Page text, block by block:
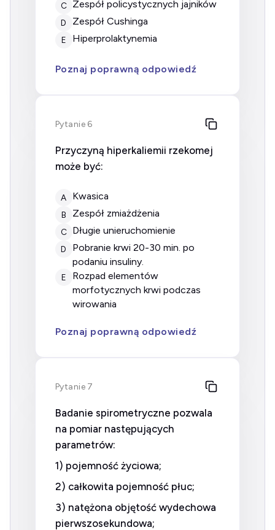
C Zespół policystycznych jajników
D Zespół Cushinga
E Hiperprolaktynemia
Poznaj poprawną odpowiedź
Pytanie 6
Przyczyną hiperkaliemii rzekomej
może być:
A kwasica
B zespół zmiażdżenia
C długie unieruchomienie
D
pobranie krwi 20-30 min. po
podaniu insuliny.
E
rozpad elementów
morfotycznych krwi podczas
wirowania
Poznaj poprawną odpowiedź
Pytanie 7
Badanie spirometryczne pozwala
na pomiar następujących
parametrów:
1) pojemność życiowa;
2) całkowita pojemność płuc;
3) natężona objętość wydechowa
pierwszosekundowa;